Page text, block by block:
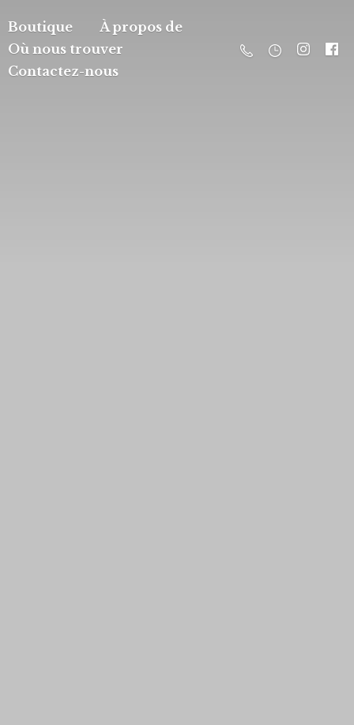
Boutique
À propos de
Où nous trouver
Contactez-nous